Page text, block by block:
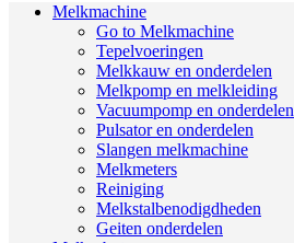
Melkmachine
Go to Melkmachine
Tepelvoeringen
Melkkauw en onderdelen
Melkpomp en melkleiding
Vacuumpomp en onderdelen
Pulsator en onderdelen
Slangen melkmachine
Melkmeters
Reiniging
Melkstalbenodigdheden
Geiten onderdelen